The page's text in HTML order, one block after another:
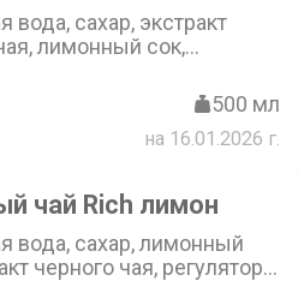
вода, сахар, экстракт
лимонный сок,
кислотности
кислота, цитрат натрия 3-
инвертный сахарный
500 мл
на 16.01.2026 г.
чай Rich лимон
вода, сахар, лимонный
черного чая, регуляторы